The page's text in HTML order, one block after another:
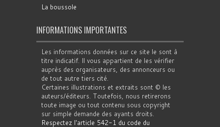
La boussole
INFORMATIONS IMPORTANTES
Les informations données sur ce site le sont à
titre indicatif. Il vous appartient de les vérifier
auprès des organisateurs, des annonceurs ou
de tout autre tiers cité.
Certaines illustrations et extraits sont © les
auteurs/éditeurs. Toutefois, nous retirerons
toute image ou tout contenu sous copyright
sur simple demande des ayants droits.
Respectez l'article 542-1 du code du